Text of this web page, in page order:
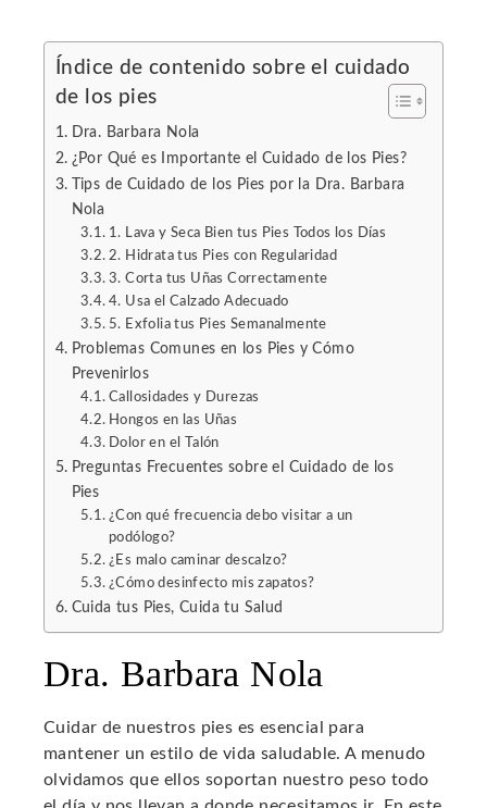
Índice de contenido sobre el cuidado
de los pies
Dra. Barbara Nola
¿Por Qué es Importante el Cuidado de los Pies?
Tips de Cuidado de los Pies por la Dra. Barbara
Nola
1. Lava y Seca Bien tus Pies Todos los Días
2. Hidrata tus Pies con Regularidad
3. Corta tus Uñas Correctamente
4. Usa el Calzado Adecuado
5. Exfolia tus Pies Semanalmente
Problemas Comunes en los Pies y Cómo
Prevenirlos
Callosidades y Durezas
Hongos en las Uñas
Dolor en el Talón
Preguntas Frecuentes sobre el Cuidado de los
Pies
¿Con qué frecuencia debo visitar a un
podólogo?
¿Es malo caminar descalzo?
¿Cómo desinfecto mis zapatos?
Cuida tus Pies, Cuida tu Salud
Dra. Barbara Nola
Cuidar de nuestros pies es esencial para
mantener un estilo de vida saludable. A menudo
olvidamos que ellos soportan nuestro peso todo